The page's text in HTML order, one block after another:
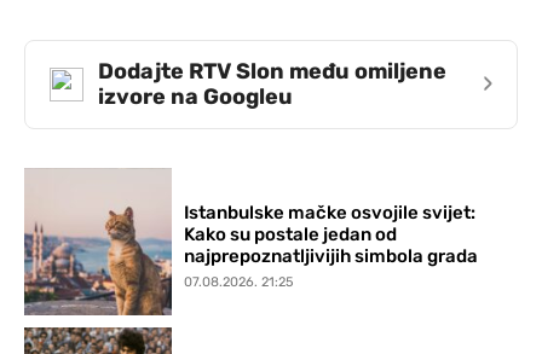
Dodajte RTV Slon među omiljene
izvore na Googleu
›
Istanbulske mačke osvojile svijet:
Kako su postale jedan od
najprepoznatljivijih simbola grada
07.08.2026. 21:25